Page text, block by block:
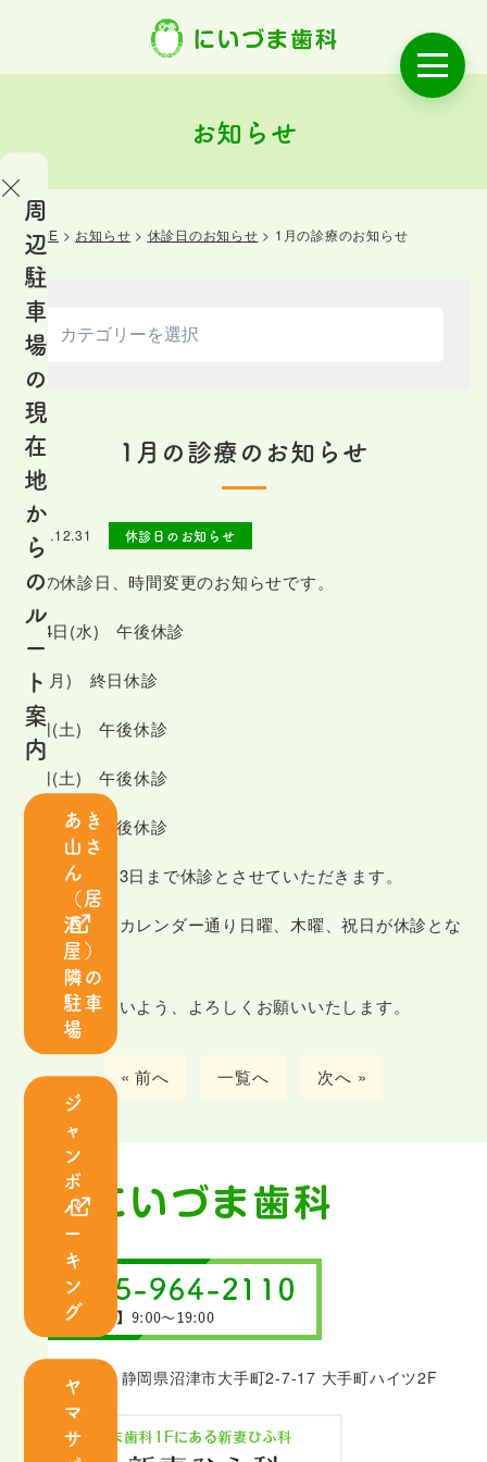
歯
治
歯
周
病
治
療
周
辺
駐
車
場
の
現
在
地
か
ら
の
ル
ー
ト
案
内
あき
山さ
ん
（居
酒
屋）
隣の
駐車
場
ジ
ャ
ン
ボ
パ
ー
キ
ン
グ
ヤ
マ
サ
お知らせ
HOME > お知らせ > 休診日のお知らせ > 1月の診療のお知らせ
1月の診療のお知らせ
2022.12.31 休診日のお知らせ
1月の休診日、時間変更のお知らせです。
1月4日(水) 午後休診
9日(月) 終日休診
21日(土) 午後休診
28日(土) 午後休診
31日(火) 午後休診
また年始は月3日まで休診とさせていただきます。
その他、診療カレンダー通り日曜、木曜、祝日が休診とな
ります。
お間違いのないよう、よろしくお願いいたします。
« 前へ 一覧へ 次へ »
〒410-0801 静岡県沼津市大手町2-7-17 大手町ハイツ2F